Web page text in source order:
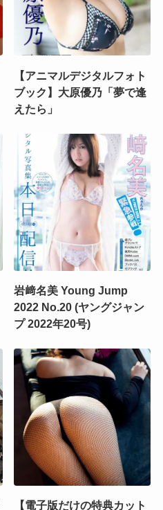
【アニマルデジタルフォト
ブック】大原優乃「夢で逢
えたら」
岩﨑名美 Young Jump
2022 No.20 (ヤングジャン
プ 2022年20号)
【電子版だけの特典カット